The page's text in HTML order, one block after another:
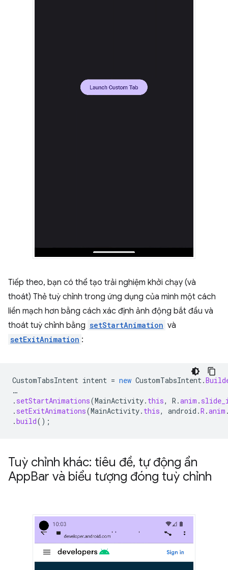
Tiếp theo, bạn có thể tạo trải nghiệm khởi chạy (và
thoát) Thẻ tuỳ chỉnh trong ứng dụng của mình một cách
liền mạch hơn bằng cách xác định ảnh động bắt đầu và
thoát tuỳ chỉnh bằng setStartAnimation và
setExitAnimation :
CustomTabsIntent intent = new CustomTabsIntent.
…
. setStartAnimations(MainActivity. this, R .anim .
. setExitAnimations(MainActivity. this, android .R .anim
.build();
Tuỳ chỉnh khác: tiêu đề, tự động ẩn
AppBar và biểu tượng đóng tuỳ chỉnh